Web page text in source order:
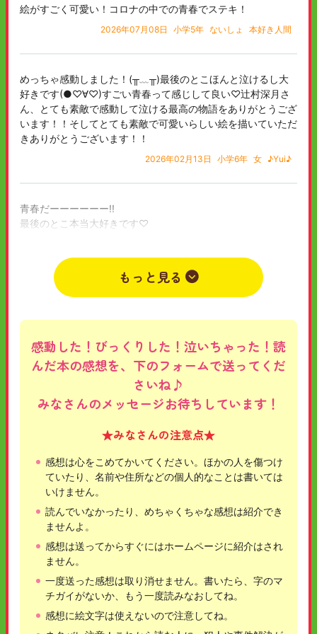
絵がすごく可愛い！コロナの中での青春でステキ！
2026年07月08日 小学5年 ないしょ 本好き人間
めっちゃ感動しました！(⁠╥⁠﹏⁠╥⁠)最後のとこほんと泣けるし大
好きです(⁠●⁠♡⁠∀⁠♡⁠)すごい青春って感じして良い♡辻村深月さ
ん、とても素敵で感動して泣ける最高の物語をありがとうござ
います！！そしてとても素敵で可愛いらしい絵を描いていただ
きありがとうございます！！
2026年02月13日 小学6年 女 ♪Yui♪
青春だーーーーーー!!
最後のとこ本当大好きです♡
でいっぱいです！！
大好き！（泣）
もっと見る
感動した！びっくりした！泣いちゃった！読
んだ本の感想を、下のフォームで送ってくだ
さいね♪
みなさんのメッセージお待ちしています！
★みなさんの注意点★
感想は心をこめてかいてください。ほかの人を傷つけ
ていたり、名前や住所などの個人的なことは書いては
いけません。
読んでいなかったり、めちゃくちゃな感想は紹介でき
ませんよ。
感想は送ってからすぐにはホームページに紹介はされ
ません。
一度送った感想は取り消せません。書いたら、字のマ
チガイがないか、もう一度読みなおしてね。
感想に絵文字は使えないので注意してね。